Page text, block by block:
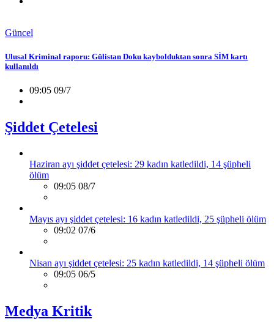
Güncel
Ulusal Kriminal raporu: Gülistan Doku kaybolduktan sonra SİM kartı
kullanıldı
09:05 09/7
Şiddet Çetelesi
Haziran ayı şiddet çetelesi: 29 kadın katledildi, 14 şüpheli
ölüm
09:05 08/7
Mayıs ayı şiddet çetelesi: 16 kadın katledildi, 25 şüpheli ölüm
09:02 07/6
Nisan ayı şiddet çetelesi: 25 kadın katledildi, 14 şüpheli ölüm
09:05 06/5
Medya Kritik